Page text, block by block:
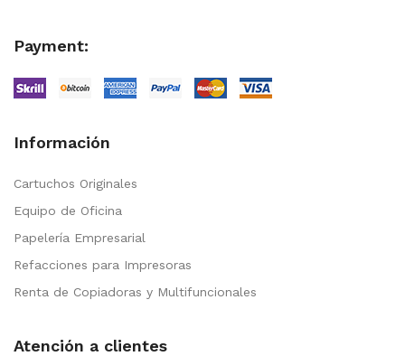
Payment:
Información
Cartuchos Originales
Equipo de Oficina
Papelería Empresarial
Refacciones para Impresoras
Renta de Copiadoras y Multifuncionales
Atención a clientes